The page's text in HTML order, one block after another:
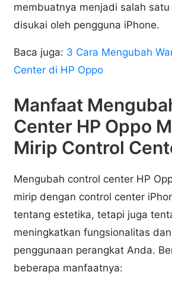
membuatnya menjadi salah
disukai oleh pengguna iPhone.
Baca juga: 3 Cara Mengubah
Center di HP Oppo
Manfaat
Center HP Oppo
Mirip Control
Mengubah control center HP
mirip dengan control center
tentang estetika, tetapi juga
meningkatkan fungsionalitas
penggunaan perangkat Anda.
beberapa manfaatnya: